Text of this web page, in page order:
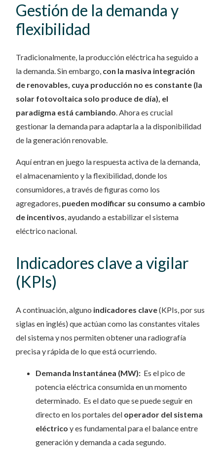
Gestión de la demanda y
flexibilidad
Tradicionalmente, la producción eléctrica ha seguido a
la demanda. Sin embargo, con la masiva integración
de renovables, cuya producción no es constante (la
solar fotovoltaica solo produce de día), el
paradigma está cambiando. Ahora es crucial
gestionar la demanda para adaptarla a la disponibilidad
de la generación renovable.
Aquí entran en juego la respuesta activa de la demanda,
el almacenamiento y la flexibilidad, donde los
consumidores, a través de figuras como los
agregadores, pueden modificar su consumo a cambio
de incentivos, ayudando a estabilizar el sistema
eléctrico nacional.
Indicadores clave a vigilar
(KPIs)
A continuación, alguno indicadores clave(KPIs, por sus
siglas en inglés) que actúan como las constantes vitales
del sistema y nos permiten obtener una radiografía
precisa y rápida de lo que está ocurriendo.
Demanda Instantánea (MW): Es el pico de
potencia eléctrica consumida en un momento
determinado. Es el dato que se puede seguir en
directo en los portales del operador del sistema
eléctrico y es fundamental para el balance entre
generación y demanda a cada segundo.